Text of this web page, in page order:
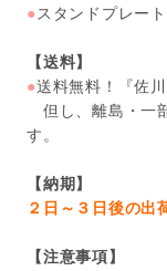
● スタンドプレー
【送料】
●送料無料！『佐
但し、離島・一
す。
【納期】
２日～３日後の出
【注意事項】